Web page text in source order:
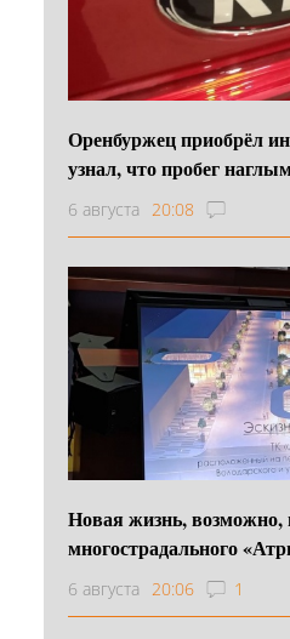
Оренбуржец приобрёл
узнал, что пробег
6 августа 20:08
Новая жизнь, возможно,
многострадального
6 августа 20:06 1